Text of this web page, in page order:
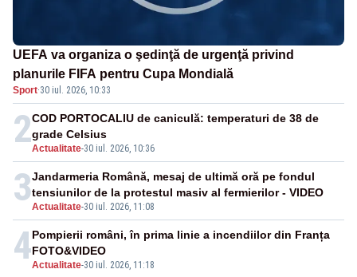
UEFA va organiza o şedinţă de urgenţă privind
planurile FIFA pentru Cupa Mondială
Sport·30 iul. 2026, 10:33
2Actualitate-30 iul. 2026, 10:36
COD PORTOCALIU de caniculă: temperaturi de 38 de
grade Celsius
3Actualitate-30 iul. 2026, 11:08
Jandarmeria Română, mesaj de ultimă oră pe fondul
tensiunilor de la protestul masiv al fermierilor - VIDEO
4Actualitate-30 iul. 2026, 11:18
Pompierii români, în prima linie a incendiilor din Franța
FOTO&VIDEO